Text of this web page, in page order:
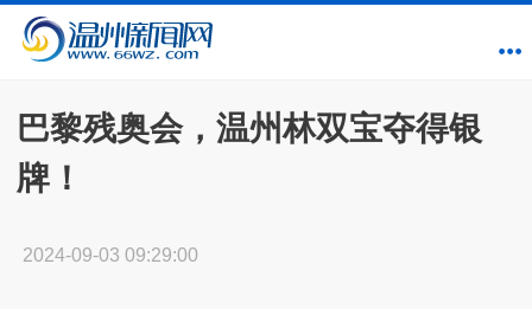
巴黎残奥会，温州林双宝夺得银
牌！
2024-09-03 09:29:00